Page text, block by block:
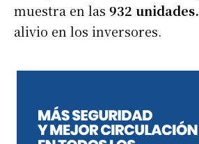
muestra en las 932 unidades.
alivio en los inversores.